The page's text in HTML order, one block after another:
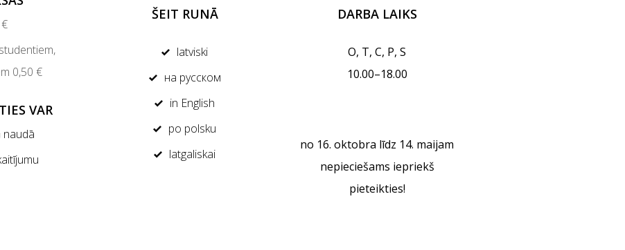
0,50 €
VAR
naudā
ŠEIT RUNĀ
latviski
на русском
in English
po polsku
latgaliskai
DARBA LAIKS
O, T, C, P, S
10.00–18.00
no 16. oktobra līdz 14. maijam
nepieciešams iepriekš
pieteikties!